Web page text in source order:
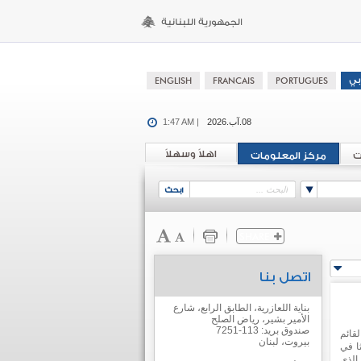
08.آب.2026 1:47 AM |
اهلاً وسهلاً مركز المعلومات
في
اتصل بنا
بناية اللعازرية، الطابق الرابع، شارع
الأمير بشير، رياض الصلح
صندوق بريد: 113-7251
بيروت، لبنان